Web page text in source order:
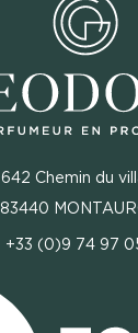
642 Chemin du
83440
+33 (0)9 74 97